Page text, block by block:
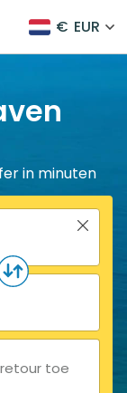
€ EUR
in minuten
toe